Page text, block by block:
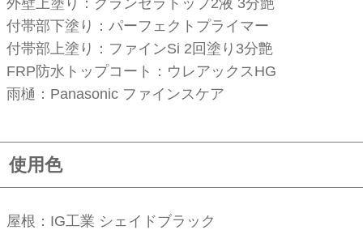
付帯部下塗り：パーフェクトプライマー
付帯部上塗り：ファインSi 2回塗り3分艶
FRP防水トップコート：ウレアックスHG
雨樋：Panasonic ファインスケア
使用色
屋根：IG工業 シェイドブラック